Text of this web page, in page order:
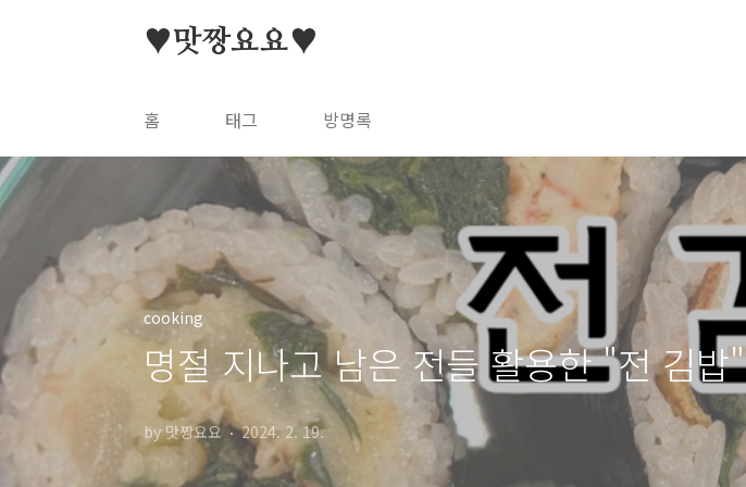
♥맛짱요요♥
홈 태그 방명록
cooking
명절 지나고 남은 전들 활용한 "전 김밥"
by 맛짱요요 2024. 2. 19.